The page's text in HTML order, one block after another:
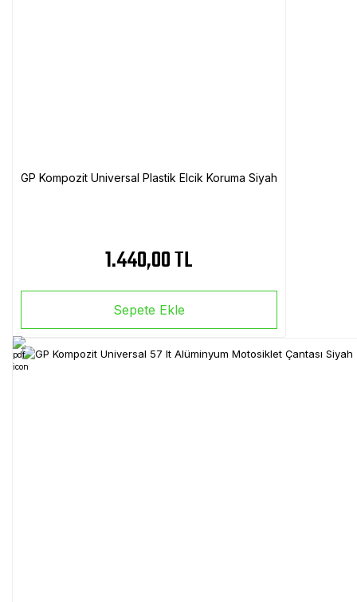
GP Kompozit Universal Plastik Elcik Koruma Siyah
1.440,00 TL
Sepete Ekle